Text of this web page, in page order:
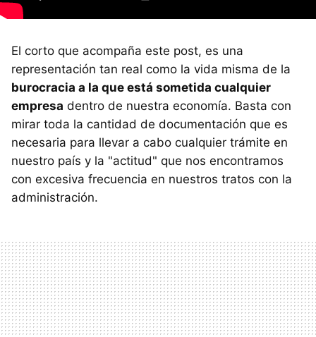
El corto que acompaña este post, es una
representación tan real como la vida misma de la
burocracia a la que está sometida cualquier
empresa dentro de nuestra economía. Basta con
mirar toda la cantidad de documentación que es
necesaria para llevar a cabo cualquier trámite en
nuestro país y la "actitud" que nos encontramos
con excesiva frecuencia en nuestros tratos con la
administración.